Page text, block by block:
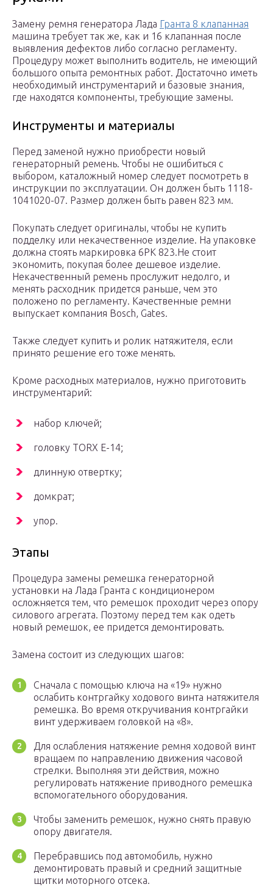
Замену ремня генератора Лада Гранта 8 клапанная
машина требует так же, как и 16 клапанная после
выявления дефектов либо согласно регламенту.
Процедуру может выполнить водитель, не имеющий
большого опыта ремонтных работ. Достаточно иметь
необходимый инструментарий и базовые знания,
где находятся компоненты, требующие замены.
Инструменты и материалы
Перед заменой нужно приобрести новый
генераторный ремень. Чтобы не ошибиться с
выбором, каталожный номер следует посмотреть в
инструкции по эксплуатации. Он должен быть 1118-
1041020-07. Размер должен быть равен 823 мм.
Покупать следует оригиналы, чтобы не купить
подделку или некачественное изделие. На упаковке
должна стоять маркировка 6РК 823.Не стоит
экономить, покупая более дешевое изделие.
Некачественный ремень прослужит недолго, и
менять расходник придется раньше, чем это
положено по регламенту. Качественные ремни
выпускает компания Bosch, Gates.
Также следует купить и ролик натяжителя, если
принято решение его тоже менять.
Кроме расходных материалов, нужно приготовить
инструментарий:
набор ключей;
головку TORX E-14;
длинную отвертку;
домкрат;
упор.
Этапы
Процедура замены ремешка генераторной
установки на Лада Гранта с кондиционером
осложняется тем, что ремешок проходит через опору
силового агрегата. Поэтому перед тем как одеть
новый ремешок, ее придется демонтировать.
Замена состоит из следующих шагов:
Сначала с помощью ключа на «19» нужно
ослабить контргайку ходового винта натяжителя
ремешка. Во время откручивания контргайки
винт удерживаем головкой на «8».
Для ослабления натяжение ремня ходовой винт
вращаем по направлению движения часовой
стрелки. Выполняя эти действия, можно
регулировать натяжение приводного ремешка
вспомогательного оборудования.
Чтобы заменить ремешок, нужно снять правую
опору двигателя.
Перебравшись под автомобиль, нужно
демонтировать правый и средний защитные
щитки моторного отсека.